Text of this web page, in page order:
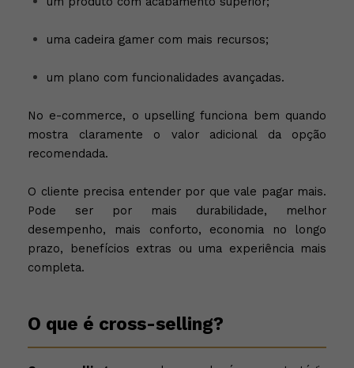
uma cadeira gamer com mais recursos;
um plano com funcionalidades avançadas.
No e-commerce, o upselling funciona bem quando
mostra claramente o valor adicional da opção
recomendada.
O cliente precisa entender por que vale pagar mais.
Pode ser por mais durabilidade, melhor
desempenho, mais conforto, economia no longo
prazo, benefícios extras ou uma experiência mais
completa.
O que é cross-selling?